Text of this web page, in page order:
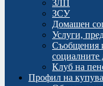
ЗЛП
ЗСУ
Домашен
Услуги,
Съобщения
социалните
Клуб на
Профил на